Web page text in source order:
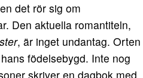
det rör sig om
Den aktuella romantiteln,
, är inget undantag. Orten
födelsebygd. Inte nog
skriver en dagbok med